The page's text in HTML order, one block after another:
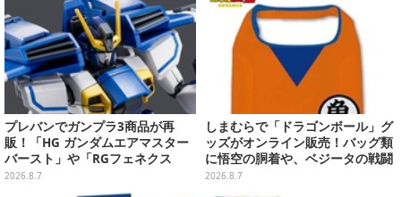
プレバンでガンプラ3商品が再
販！「HG ガンダムエアマスター
バースト」や「RGフェネクス
（ナラティブVer.）」も
2026.8.7
しまむらで「ドラゴンボール」グ
ッズがオンライン販売！バッグ類
に悟空の胴着や、ベジータの戦闘
服を大胆デザイン
2026.8.7